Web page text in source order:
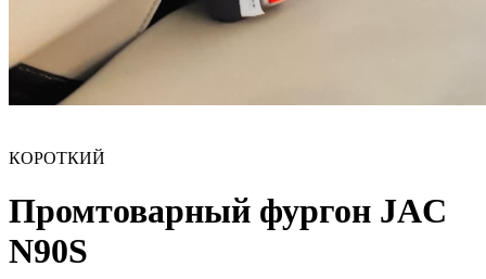
КОРОТКИЙ
Промтоварный фургон JAC
N90S